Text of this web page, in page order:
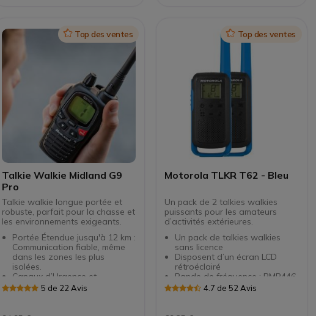
IconTop des ventes
Talkie Walkie Midland G9
Pro
Talkie walkie longue portée et
robuste, parfait pour la chasse et
les environnements exigeants.
Portée Étendue jusqu'à 12 km :
Communication fiable, même
dans les zones les plus
isolées.
Canaux d’Urgence et
Préréglages de Chasse :
5 de 22 Avis
IconTop des ventes
Motorola TLKR T62 - Bleu
Un pack de 2 talkies walkies
puissants pour les amateurs
d’activités extérieures.
Un pack de talkies walkies
sans licence
Disposent d’un écran LCD
rétroéclairé
Bande de fréquence : PMR446
(communications gratuites)
4.7 de 52 Avis